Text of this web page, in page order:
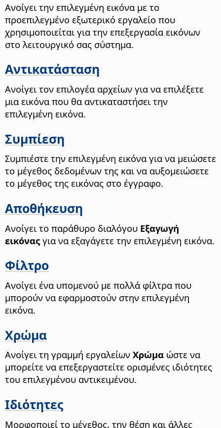
Ανοίγει την επιλεγμένη εικόνα με το
προεπιλεγμένο εξωτερικό εργαλείο που
χρησιμοποιείται για την επεξεργασία εικόνων
στο λειτουργικό σας σύστημα.
Αντικατάσταση
Ανοίγει τον επιλογέα αρχείων για να επιλέξετε
μια εικόνα που θα αντικαταστήσει την
επιλεγμένη εικόνα.
Συμπίεση
Συμπιέστε την επιλεγμένη εικόνα για να μειώσετε
το μέγεθος δεδομένων της και να αυξομειώσετε
το μέγεθος της εικόνας στο έγγραφο.
Αποθήκευση
Ανοίγει το παράθυρο διαλόγου Εξαγωγή
εικόνας για να εξαγάγετε την επιλεγμένη εικόνα.
Φίλτρο
Ανοίγει ένα υπομενού με πολλά φίλτρα που
μπορούν να εφαρμοστούν στην επιλεγμένη
εικόνα.
Χρώμα
Ανοίγει τη γραμμή εργαλείων Χρώμα ώστε να
μπορείτε να επεξεργαστείτε ορισμένες ιδιότητες
του επιλεγμένου αντικειμένου.
Ιδιότητες
Μορφοποιεί το μέγεθος, την θέση και άλλες